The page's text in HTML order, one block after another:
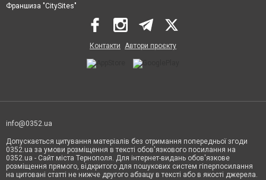
Франшиза "CitySites"
Контакти Автори проєкту
info@0352.ua
Допускається цитування матеріалів без отримання попередньої згоди
0352.ua за умови розміщення в тексті обов'язкового посилання на
0352.ua - Сайт міста Тернополя. Для інтернет-видань обов'язкове
розміщення прямого, відкритого для пошукових систем гіперпосилання
на цитовані статті не нижче другого абзацу в тексті або в якості джерела.